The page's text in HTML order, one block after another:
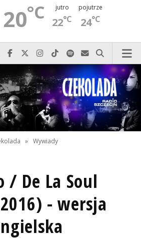
20°C jutro
22°C
pojutrze
24°C
Najlepiej po prostu do nas zadzwoń
Odwiedź nas na Facebook-u
Odwiedź nas na X
Odwiedź nas na Instagram-ie
Odwiedź nas na TikTok-u
Szukaj nas na Spotify
Wyślij do nas
Szukaj
» Wywiady
/ De La Soul
- wersja